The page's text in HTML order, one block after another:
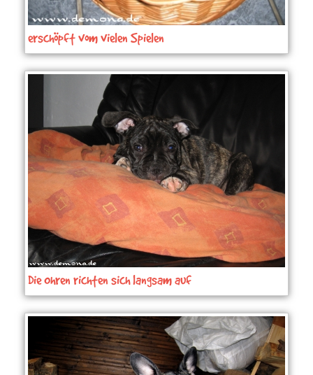
erschöpft vom vielen Spielen
Die Ohren richten sich langsam auf